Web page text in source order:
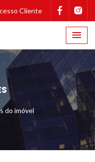
Cliente
do imóvel